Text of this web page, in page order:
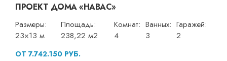
ПРОЕКТ ДОМА «НАВАС»
Размеры:
23×13 м
Площадь:
238,22 м2
Комнат:
4
Ванных:
3
Гаражей:
2
ОТ 7.742.150 РУБ.